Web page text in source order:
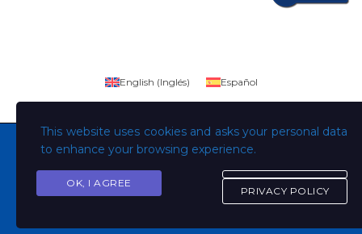
Copyright © Todos los derechos son de la Universidad
This website uses cookies and asks your personal data
to enhance your browsing experience.
OK, I AGREE
PRIVACY POLICY
English (Inglés) Español